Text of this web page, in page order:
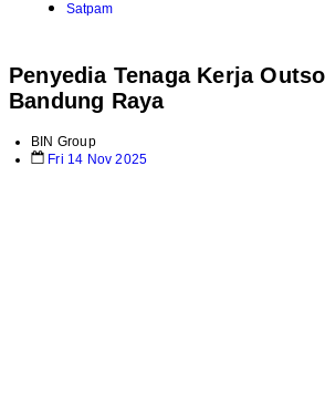
Satpam
Penyedia Tenaga Kerja
Bandung Raya
BIN Group
Fri 14 Nov 2025